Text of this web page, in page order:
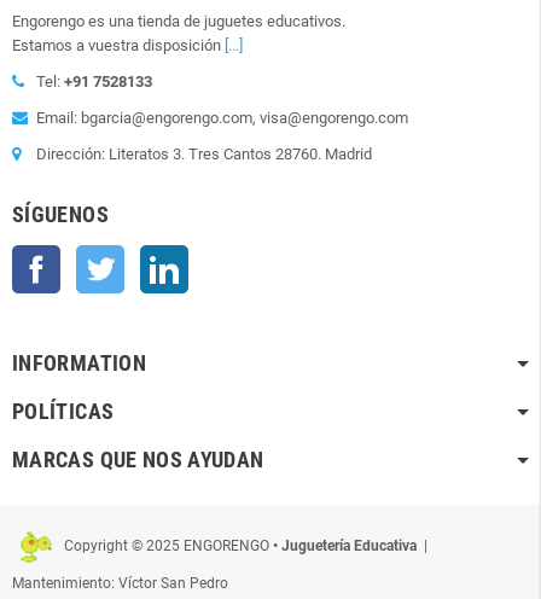
Engorengo es una tienda de juguetes educativos.
Estamos a vuestra disposición [...]
Tel: +91 7528133
Email: bgarcia@engorengo.com, visa@engorengo.com
Dirección: Literatos 3. Tres Cantos 28760. Madrid
SÍGUENOS
Facebook Twitter
INFORMATION
POLÍTICAS
MARCAS QUE NOS AYUDAN
Copyright © 2025 ENGORENGO • Juguetería Educativa
Mantenimiento: Víctor San Pedro